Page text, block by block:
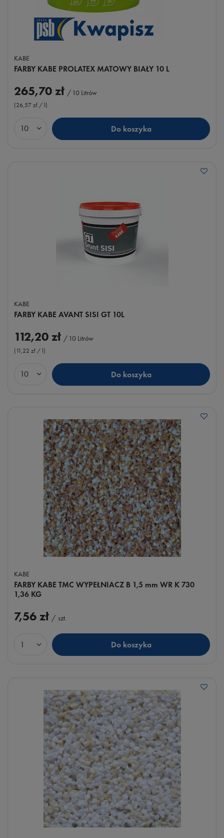
KABE
FARBY KABE PROLATEX MATOWY BIAŁY 10 L
265,70 zł / 10 Litrów
(26,57 zł / l )
Ilość produktów Do koszyka
KABE
FARBY KABE AVANT SISI GT 10L
112,20 zł / 10 Litrów
(11,22 zł / l)
Ilość produktów Do koszyka
KABE
FARBY KABE TMC WYPEŁNIACZ B 1,5 mm WR K 730
1,36 KG
7,56 zł / szt.
Ilość produktów Do koszyka